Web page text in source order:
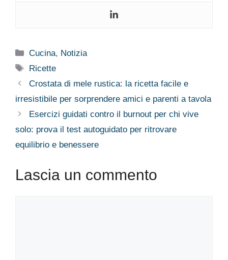
Categorie
Cucina, Notizia
Tag
Ricette
Crostata di mele rustica: la ricetta facile e
irresistibile per sorprendere amici e parenti a tavola
Esercizi guidati contro il burnout per chi vive
solo: prova il test autoguidato per ritrovare
equilibrio e benessere
Lascia un commento